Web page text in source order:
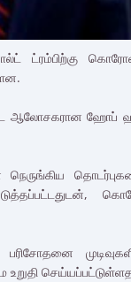
ட்ரம்பிற்கு
ஆலோசகரான ஹோப்